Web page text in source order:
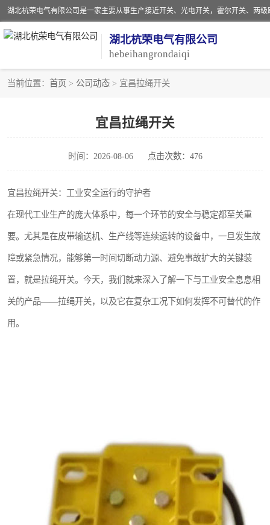
湖北杭荣电气有限公司
hebeihangrondaiqi
当前位置： 首页 > 公司动态 > 宜昌拉绳开关
宜昌拉绳开关
时间：2026-08-06 点击次数：476
宜昌拉绳开关：工业安全运行的守护者
在现代工业生产的庞大体系中，每一个环节的安全与稳定都至关重
要。尤其是在皮带输送机、生产线等连续运转的设备中，一旦发生故
障或紧急情况，能够第一时间切断动力源、避免事故扩大的关键装
置，就是拉绳开关。今天，我们就来深入了解一下与工业安全息息相
关的产品——拉绳开关，以及它在复杂工况下如何发挥不可替代的作
用。
扬声器
接近开关
磁性开关
跑偏开关